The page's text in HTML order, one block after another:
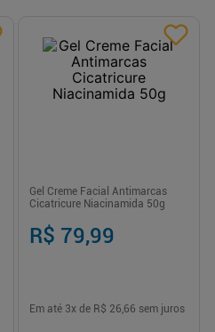
Gel Creme Facial Antimarcas
Cicatricure Niacinamida 50g
R$ 79,99
Em até 3x de R$ 26,66 sem juros